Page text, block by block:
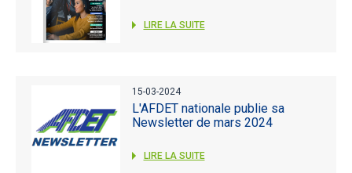
LIRE LA SUITE
15-03-2024
L'AFDET nationale publie sa
Newsletter de mars 2024
LIRE LA SUITE